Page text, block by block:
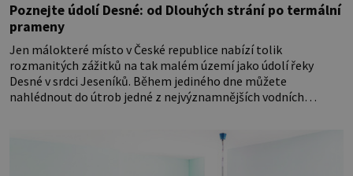
Poznejte údolí Desné: od Dlouhých strání po termální
prameny
Jen málokteré místo v České republice nabízí tolik
rozmanitých zážitků na tak malém území jako údolí řeky
Desné v srdci Jeseníků. Během jediného dne můžete
nahlédnout do útrob jedné z nejvýznamnějších vodních